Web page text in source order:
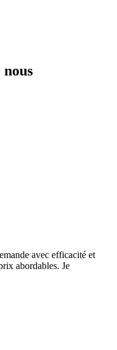
avec efficacité et
abordables. Je